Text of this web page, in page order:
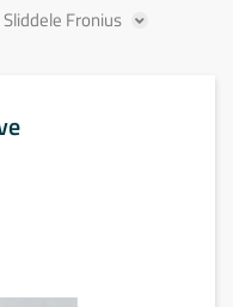
Sliddele Fronius